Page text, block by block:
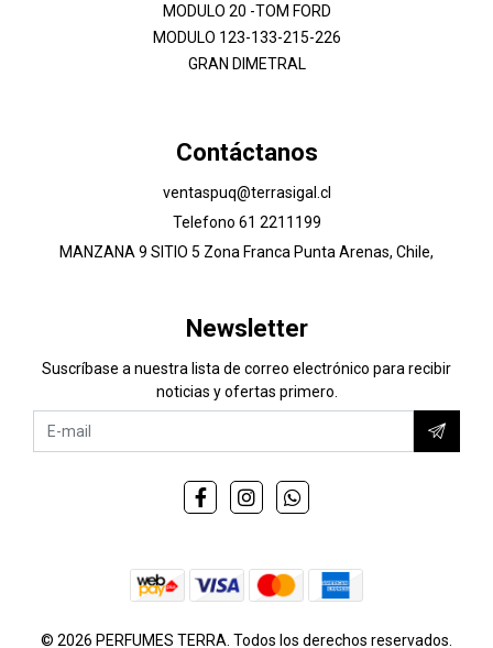
MODULO 20 -TOM FORD
MODULO 123-133-215-226
GRAN DIMETRAL
Contáctanos
ventaspuq@terrasigal.cl
Telefono 61 2211199
MANZANA 9 SITIO 5 Zona Franca Punta Arenas, Chile,
Newsletter
Suscríbase a nuestra lista de correo electrónico para recibir
noticias y ofertas primero.
© 2026 PERFUMES TERRA. Todos los derechos reservados.